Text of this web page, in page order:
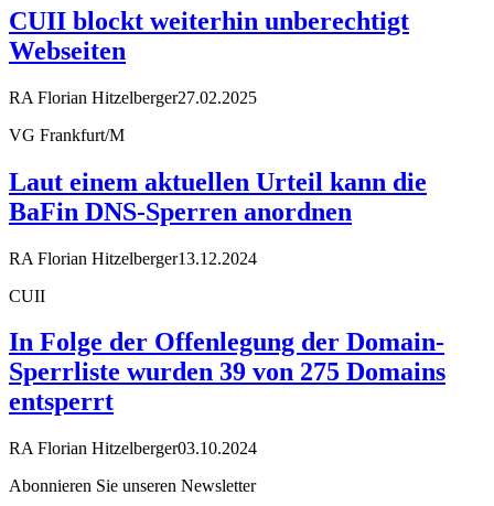
CUII blockt weiterhin unberechtigt
Webseiten
RA Florian Hitzelberger27.02.2025
VG Frankfurt/M
Laut einem aktuellen Urteil kann die
BaFin DNS-Sperren anordnen
RA Florian Hitzelberger13.12.2024
CUII
In Folge der Offenlegung der Domain-
Sperrliste wurden 39 von 275 Domains
entsperrt
RA Florian Hitzelberger03.10.2024
Abonnieren Sie unseren Newsletter